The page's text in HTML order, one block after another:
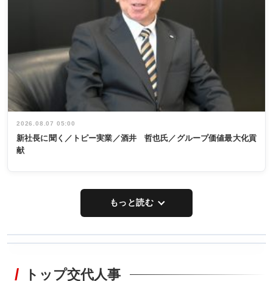
2026.08.07 05:00
新社長に聞く／トピー実業／酒井 哲也氏／グループ価値最大化貢
献
もっと読む
非鉄業界で
タックトレー
トップ交代人事